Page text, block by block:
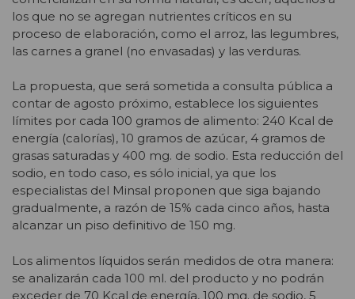
los que no se agregan nutrientes críticos en su
proceso de elaboración, como el arroz, las legumbres,
las carnes a granel (no envasadas) y las verduras.
La propuesta, que será sometida a consulta pública a
contar de agosto próximo, establece los siguientes
límites por cada 100 gramos de alimento: 240 Kcal de
energía (calorías), 10 gramos de azúcar, 4 gramos de
grasas saturadas y 400 mg. de sodio. Esta reducción del
sodio, en todo caso, es sólo inicial, ya que los
especialistas del Minsal proponen que siga bajando
gradualmente, a razón de 15% cada cinco años, hasta
alcanzar un piso definitivo de 150 mg.
Los alimentos líquidos serán medidos de otra manera:
se analizarán cada 100 ml. del producto y no podrán
exceder de 70 Kcal de energía, 100 mg. de sodio, 5